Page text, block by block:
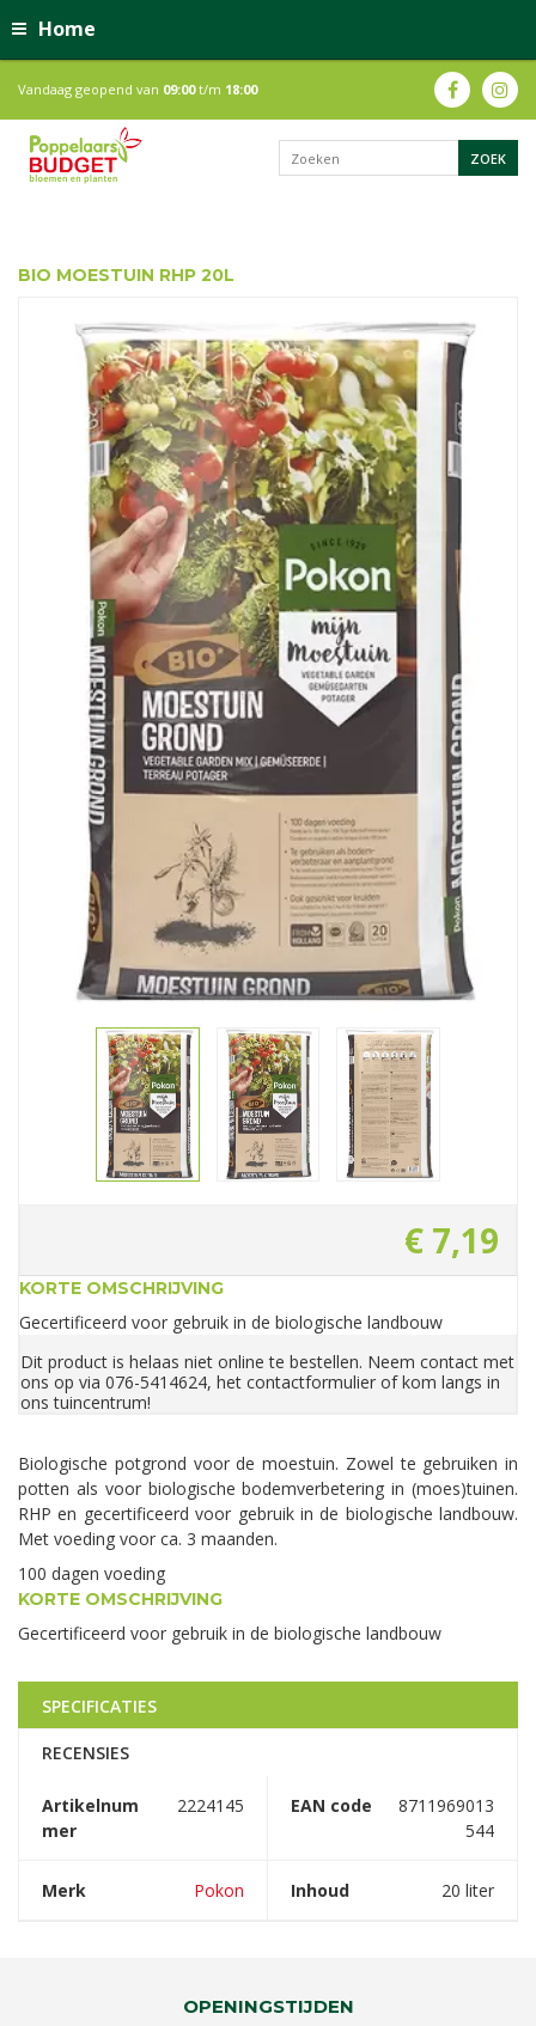
Home
Vandaag geopend van 09:00t/m 18:00
BIO MOESTUIN RHP 20L
€ 7,19
KORTE OMSCHRIJVING
Gecertificeerd voor gebruik in de biologische landbouw
Dit product is helaas niet online te bestellen. Neem contact met
ons op via 076-5414624, het contactformulier of kom langs in
ons tuincentrum!
Biologische potgrond voor de moestuin. Zowel te gebruiken in
potten als voor biologische bodemverbetering in (moes)tuinen.
RHP en gecertificeerd voor gebruik in de biologische landbouw.
Met voeding voor ca. 3 maanden.
100 dagen voeding
KORTE OMSCHRIJVING
Gecertificeerd voor gebruik in de biologische landbouw
SPECIFICATIES
RECENSIES
Artikelnum
mer
2224145 EAN code
8711969013
544
Merk Pokon Inhoud 20 liter
OPENINGSTIJDEN